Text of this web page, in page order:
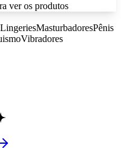
ver os produtos
LingeriesMasturbadoresPênis
Vibradores